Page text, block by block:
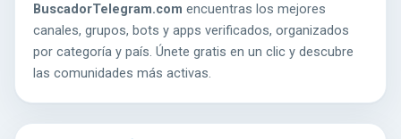
BuscadorTelegram.com encuentras los mejores
canales, grupos, bots y apps verificados, organizados
por categoría y país. Únete gratis en un clic y descubre
las comunidades más activas.